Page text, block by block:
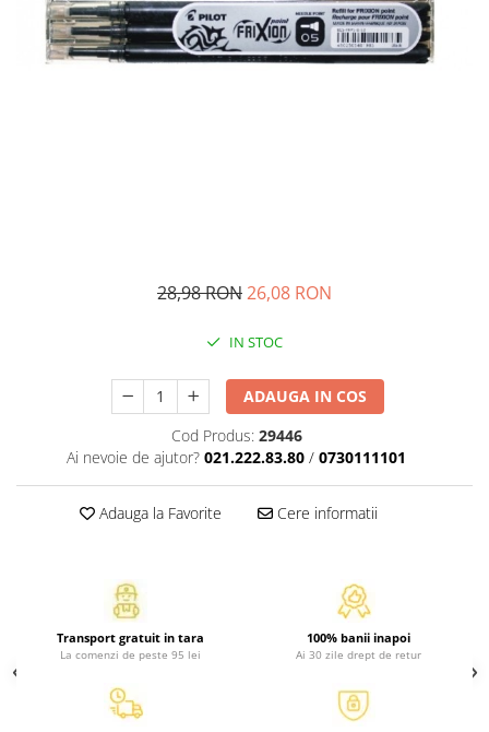
Resurse umane
Vanzari si marketing
Povesti si povestiri
Carti in limba engleza
Activitati si jocuri pentru copii
Atlase, dictionare si enciclopedii
Carti de colorat
Carti pentru copii
Grafice
Povesti pentru copii
28,98 RON26,08 RON
IN STOC
ADAUGA IN COS
Cod Produs: 29446
Ai nevoie de ajutor? 021.222.83.80 / 0730111101
Adauga la Favorite Cere informatii
Transport gratuit in tara
La comenzi de peste 95 lei
100% banii inapoi
Ai 30 zile drept de retur